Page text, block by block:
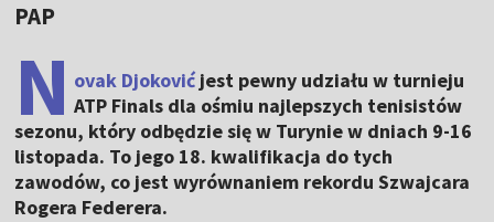
PAP
N ovak Djoković jest pewny udziału w turnieju
ATP Finals dla ośmiu najlepszych tenisistów
sezonu, który odbędzie się w Turynie w dniach 9-16
listopada. To jego 18. kwalifikacja do tych
zawodów, co jest wyrównaniem rekordu Szwajcara
Rogera Federera.